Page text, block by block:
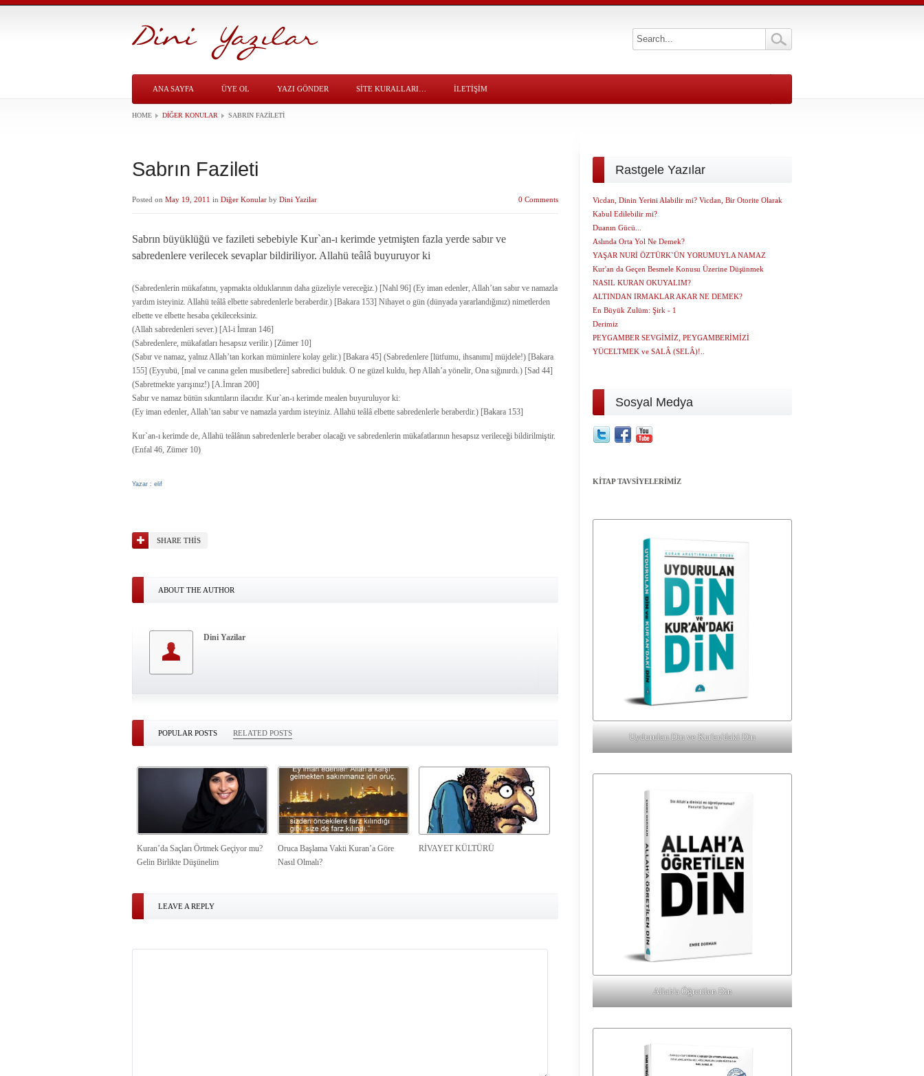
ANA SAYFA ÜYE OL YAZI GÖNDER SITE KURALLARI… İLETİŞİM
HOME DIĞER KONULAR SABRIN FAZILETI
Sabrın Fazileti
Posted on May 19, 2011 in Diğer Konular by Dini Yazilar 0 Comments
Sabrın büyüklüğü ve fazileti sebebiyle Kur`an-ı kerimde yetmişten fazla yerde sabır ve
sabredenlere verilecek sevaplar bildiriliyor. Allahü teâlâ buyuruyor ki
(Sabredenlerin mükafatını, yapmakta olduklarının daha güzeliyle vereceğiz.) [Nahl 96] (Ey iman edenler, Allah’tan sabır ve namazla
yardım isteyiniz. Allahü teâlâ elbette sabredenlerle beraberdir.) [Bakara 153] Nihayet o gün (dünyada yararlandığınız) nimetlerden
elbette ve elbette hesaba çekileceksiniz.
(Allah sabredenleri sever.) [Al-i İmran 146]
(Sabredenlere, mükafatları hesapsız verilir.) [Zümer 10]
(Sabır ve namaz, yalnız Allah’tan korkan müminlere kolay gelir.) [Bakara 45] (Sabredenlere [lütfumu, ihsanımı] müjdele!) [Bakara
155] (Eyyubü, [mal ve canına gelen musibetlere] sabredici bulduk. O ne güzel kuldu, hep Allah’a yönelir, Ona sığınırdı.) [Sad 44]
(Sabretmekte yarışınız!) [A.İmran 200]
Sabır ve namaz bütün sıkıntıların ilacıdır. Kur`an-ı kerimde mealen buyuruluyor ki:
(Ey iman edenler, Allah’tan sabır ve namazla yardım isteyiniz. Allahü teâlâ elbette sabredenlerle beraberdir.) [Bakara 153]
Kur`an-ı kerimde de, Allahü teâlânın sabredenlerle beraber olacağı ve sabredenlerin mükafatlarının hesapsız verileceği bildirilmiştir.
(Enfal 46, Zümer 10)
Yazar : elif
SHARE THIS
ABOUT THE AUTHOR
Dini Yazilar
POPULAR POSTS RELATED POSTS
Kuran’da Saçları Örtmek Geçiyor mu?
Gelin Birlikte Düşünelim
Oruca Başlama Vakti Kuran’a Göre
Nasıl Olmalı?
RİVAYET KÜLTÜRÜ
LEAVE A REPLY
Rastgele Yazılar
Vicdan, Dinin Yerini Alabilir mi? Vicdan, Bir Otorite Olarak
Kabul Edilebilir mi?
Duanın Gücü...
Aslında Orta Yol Ne Demek?
YAŞAR NURİ ÖZTÜRK`ÜN YORUMUYLA NAMAZ
Kur'an da Geçen Besmele Konusu Üzerine Düşünmek
NASIL KURAN OKUYALIM?
ALTINDAN IRMAKLAR AKAR NE DEMEK?
En Büyük Zulüm: Şirk - 1
Derimiz
PEYGAMBER SEVGİMİZ, PEYGAMBERİMİZİ
YÜCELTMEK ve SALÂ (SELÂ)!..
Sosyal Medya
KİTAP TAVSİYELERİMİZ
Uydurulan Din ve Kur'an'daki Din
Allah'a Öğretilen Din